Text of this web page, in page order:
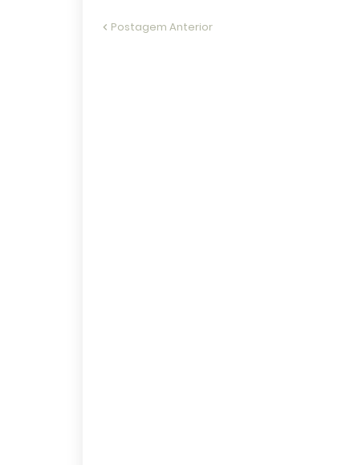
Postagem Anterior